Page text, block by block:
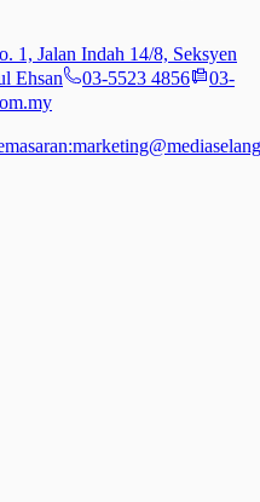
1, Jalan Indah 14/8, Seksyen
Ehsan
03-5523 4856
03-